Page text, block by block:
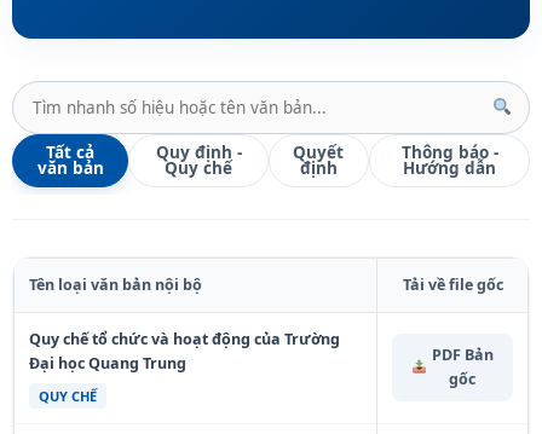
Tất cả
văn bản
Quy định -
Quy chế
Quyết
định
Thông báo -
Hướng dẫn
Tên loại văn bản nội bộ Tải về file gốc
Quy chế tổ chức và hoạt động của Trường
Đại học Quang Trung
QUY CHẾ
PDF Bản
gốc